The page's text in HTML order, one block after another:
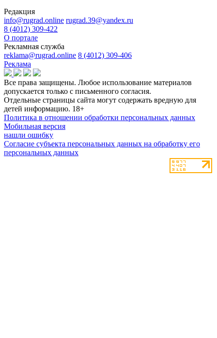
Редакция
info@rugrad.online rugrad.39@yandex.ru
8 (4012) 309-422
О портале
Рекламная служба
reklama@rugrad.online 8 (4012) 309-406
Реклама
Все права защищены. Любое использование материалов
допускается только с письменного согласия.
Отдельные страницы сайта могут содержать вредную для
детей информацию. 18+
Политика в отношении обработки персональных данных
Мобильная версия
нашли ошибку
Согласие субъекта персональных данных на обработку его
персональных данных